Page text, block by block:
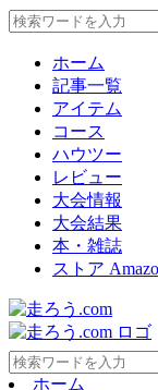
ホーム
記事一覧
アイテム
コース
ハウツー
レビュー
大会情報
大会結果
本・雑誌
ストア
ホーム